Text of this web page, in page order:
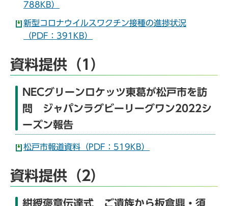
788KB）
新型コロナウイルスワクチン接種の進捗状況
（PDF：391KB）
資料提供（1）
NECグリーンロケッツ東葛が松戸市を訪
問 ジャパンラグビーリーグワン2022シ
ーズン報告
松戸市報道資料（PDF：519KB）
資料提供（2）
紺綬褒章伝達式 ご遺族から板倉鼎・須